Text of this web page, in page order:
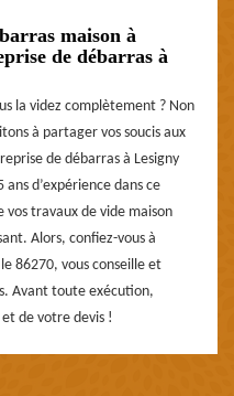
maison à
de débarras à
la videz complètement ? Non
à partager vos soucis aux
de débarras à Lesigny
ans d’expérience dans ce
travaux de vide maison
Alors, confiez-vous à
86270, vous conseille et
Avant toute exécution,
de votre devis !